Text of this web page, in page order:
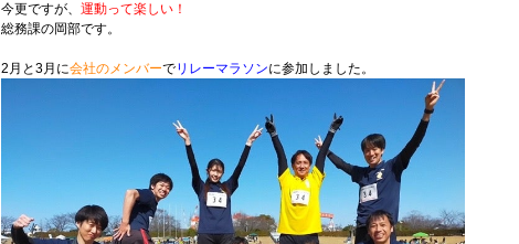
今更ですが、 運動って楽しい！
総務課の岡部です。
2月と3月に会社のメンバーでリレーマラソンに参加しました。